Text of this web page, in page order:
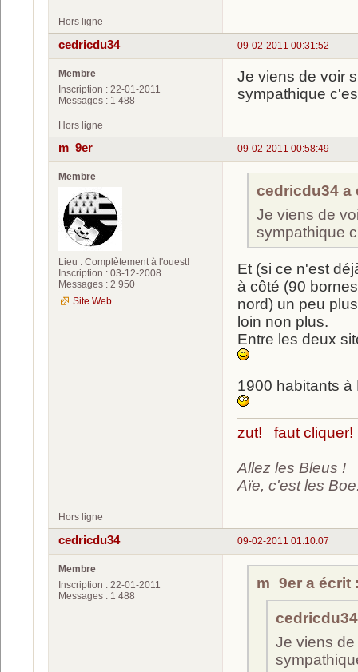
Hors ligne
09-02-2011 00:31:52
cedricdu34
Membre
Inscription : 22-01-2011
Messages : 1 488
Je viens de voir
sympathique
Hors ligne
09-02-2011 00:58:49
m_9er
Membre
Lieu : Complètement à l'ouest!
Inscription : 03-12-2008
Messages : 2 950
Site Web
cedricdu34 a
Je viens de
sympathique
Et (si ce n'est
à côté (90
nord) un peu
loin non plus.
Entre les deux
1900 habitants à
zut! faut cliquer!
Allez les Bleus !
Aïe, c'est les
Hors ligne
09-02-2011 01:10:07
cedricdu34
Membre
Inscription : 22-01-2011
Messages : 1 488
m_9er a écrit
Je viens